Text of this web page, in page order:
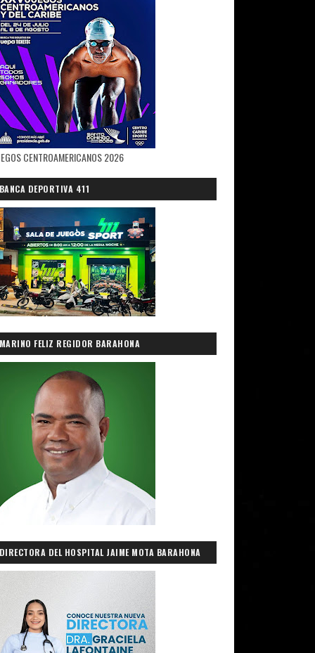
del Distrito Nacional, salió
de la República.
a pesar de su parachoques
CENTROAMERICANOS 2026
BANCA DEPORTIVA 411
MARINO FELIZ REGIDOR BARAHONA
DIRECTORA DEL HOSPITAL JAIME MOTA BARAHONA